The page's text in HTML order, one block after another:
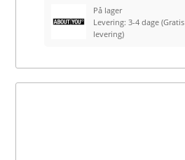
På lager
Levering: 3-4 dage(Gratis
levering)